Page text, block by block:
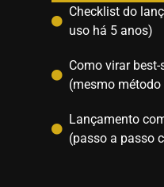
Checklist do
uso há 5 anos)
Como virar
(mesmo
Lançamento
(passo a passo